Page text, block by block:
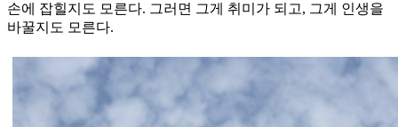
손에 잡힐지도 모른다. 그러면 그게 취미가 되고, 그게 인생을
바꿀지도 모른다.